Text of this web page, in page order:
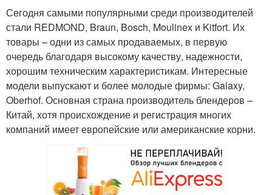
Сегодня самыми популярными среди производителей
стали REDMOND, Braun, Bosch, Moulinex и Kitfort. Их
товары – одни из самых продаваемых, в первую
очередь благодаря высокому качеству, надежности,
хорошим техническим характеристикам. Интересные
модели выпускают и более молодые фирмы: Galaxy,
Oberhof. Основная страна производитель блендеров –
Китай, хотя происхождение и регистрация многих
компаний имеет европейские или американские корни.